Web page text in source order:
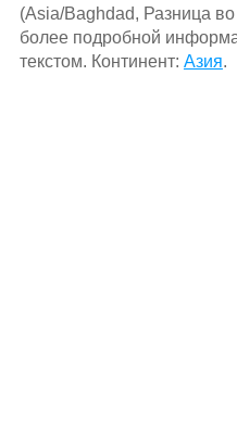
(Asia/Baghdad, Разница
более подробной
текстом. Континент: Азия.